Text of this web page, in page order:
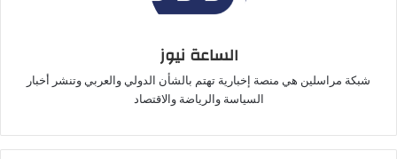
الساعة نيوز
شبكة مراسلين هي منصة إخبارية تهتم بالشأن الدولي والعربي وتنشر أخبار
السياسة والرياضة والاقتصاد